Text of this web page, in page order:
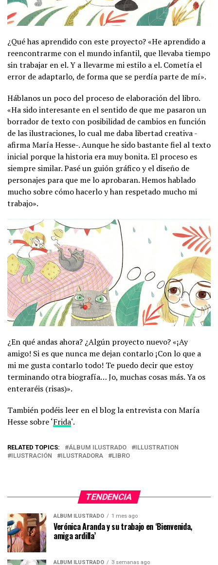
¿Qué has aprendido con este proyecto? «He aprendido a
reencontrarme con el mundo infantil, que llevaba tiempo
sin trabajar en el. Y a llevarme mi estilo a el. Cometía el
error de adaptarlo, de forma que se perdía parte de mí».
Háblanos un poco del proceso de elaboración del libro.
«Ha sido interesante en el sentido de que me pasaron un
borrador de texto con posibilidad de cambios en función
de las ilustraciones, lo cual me daba libertad creativa -
afirma María Hesse-. Aunque he sido bastante fiel al texto
inicial porque la historia era muy bonita. El proceso es
siempre similar. Pasé un guión gráfico y el diseño de
personajes para que me lo aprobaran. Hemos hablado
mucho sobre cómo hacerlo y han respetado mucho mi
trabajo».
¿En qué andas ahora? ¿Algún proyecto nuevo? «¡Ay
amigo! Si es que nunca me dejan contarlo ¡Con lo que a
mi me gusta contarlo todo! Te puedo decir que estoy
terminando otra biografía… Jo, muchas cosas más. Ya os
enteraréis (risas)».
También podéis leer en el blog la entrevista con María
Hesse sobre ‘Frida‘.
RELATED TOPICS: ÁLBUM ILUSTRADO
ILLUSTRATION
ILUSTRACIÓN
ILUSTRADORA LIBRO
TENDENCIA
ÁLBUM ILUSTRADO 1 mes ago
Verónica Aranda y su trabajo en ‘Bienvenida,
amiga ardilla’
ÁLBUM ILUSTRADO 3 semanas ago